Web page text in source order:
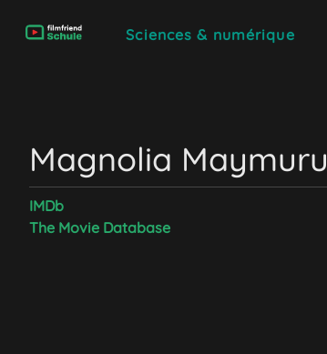
Sciences & numérique
Magnolia Maymuru
IMDb
The Movie Database